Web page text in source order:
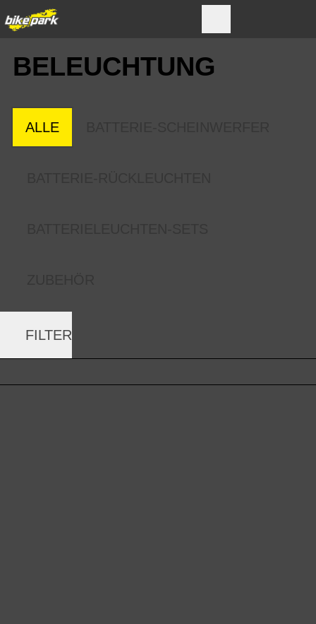
BELEUCHTUNG
ALLE
FILTER